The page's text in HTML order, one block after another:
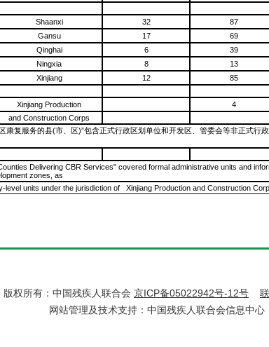
Shaanxi 32 87
Gansu 17 69
Qinghai 6 39
Ningxia 8 13
Xinjiang 12 85
Xinjiang Production 4
and Construction Corps
康复服务的县(市、区)”包含正式行政区划单位和开发区、管委会等非正式行
Delivering CBR Services" covered formal administrative units and
zones, as
level units under the jurisdiction of Xinjiang Production and Construction
版权所有：中国残疾人联合会 京ICP备05022942号-12号
网站管理及技术支持：中国残疾人联合会信息中心